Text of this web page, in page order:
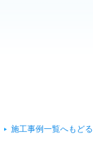
施工事例一覧へもどる